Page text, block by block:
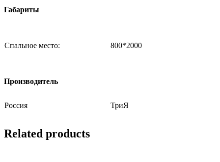
Габариты
Спальное место: 800*2000
Производитель
Россия ТриЯ
Related products